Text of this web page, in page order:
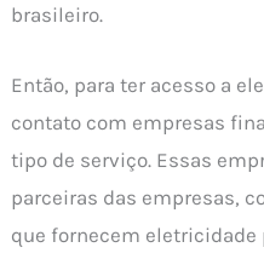
brasileiro.
Então, para ter acesso a
contato com empresas
tipo de serviço. Essas
parceiras das empresas,
que fornecem eletricidade